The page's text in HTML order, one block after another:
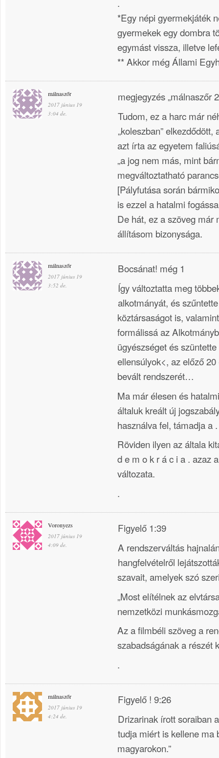
*Egy népi gyermekjáték
gyermekek egy dombra
egymást vissza, illetve
** Akkor még Állami
málnaszőr
2017 június 19
3:04 de.
megjegyzés „málnaszőr
Tudom, ez a harc már
„koleszban”
azt írta az egyetem
„a jog nem más, mint
megváltoztatható
[Pályfutása során
is ezzel a hatalmi
De hát, ez a szöveg már
állításom bizonysága.
málnaszőr
2017 június 19
3:52 de.
Bocsánat! még 1
Így változtatta meg
alkotmányát, és
köztársaságot is,
formálissá az
ügyészséget és
ellensúlyok<, az előző
bevált rendszerét…
Ma már élesen és
általuk kreált új
használva fel, támadja
Röviden ilyen az általa
d e m o k r á c i a . azaz
változata.
.
Voronyezs
2017 június 19
4:09 de.
Figyelő 1:39
A rendszerváltás
hangfelvételről
szavait, amelyek szó
„Most elítélnek az
nemzetközi
Az a filmbéli szöveg a
szabadságának a részét
.
málnaszőr
2017 június 19
4:24 de.
Figyelő ! 9:26
Drizarinak írott soraiban
tudja miért is kellene ma
magyarokon.”